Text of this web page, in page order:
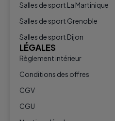
Salles de sport La Martinique
Salles de sport Grenoble
Salles de sport Dijon
LÉGALES
Règlement intérieur
Conditions des offres
CGV
CGU